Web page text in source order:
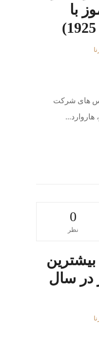
با
عکس های شرکت
هاروارد...
0
نظر
بیشترین
در سال